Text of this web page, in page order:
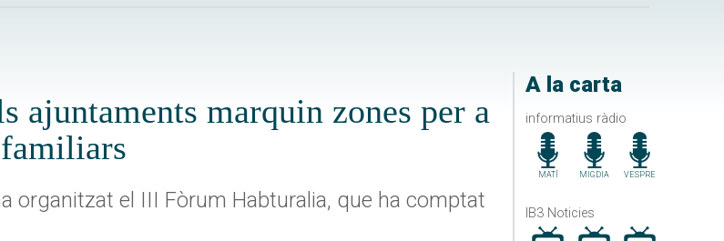
A la carta
informatius ràdio
MATÍ MIGDIA VESPRE
IB3 Noticies
ajuntaments marquin zones per a
organitzat el III Fòrum Habturalia, que ha comptat